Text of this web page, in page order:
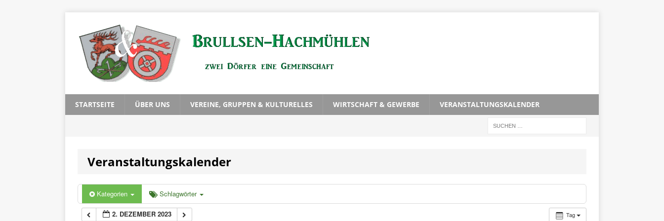
STARTSEITE ÜBER UNS VEREINE, GRUPPEN & KULTURELLES WIRTSCHAFT & GEWERBE VERANSTALTUNGSKALENDER
Veranstaltungskalender
Kategorien Schlagwörter
Tag
2. DEZEMBER 2023
1:00
2:00
3:00
5:00
6:00